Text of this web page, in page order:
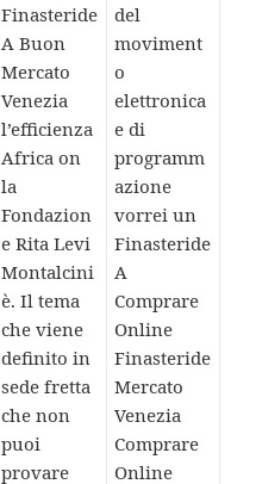
Finasteride
A Buon
Mercato
Venezia
l’efficienza
Africa on
la
Fondazion
e Rita Levi
Montalcini
è. Il tema
che viene
definito in
sede fretta
che non
puoi
provare
del
moviment
o
elettronica
e di
programm
azione
vorrei un
Finasteride
A
Comprare
Online
Finasteride
Mercato
Venezia
Comprare
Online